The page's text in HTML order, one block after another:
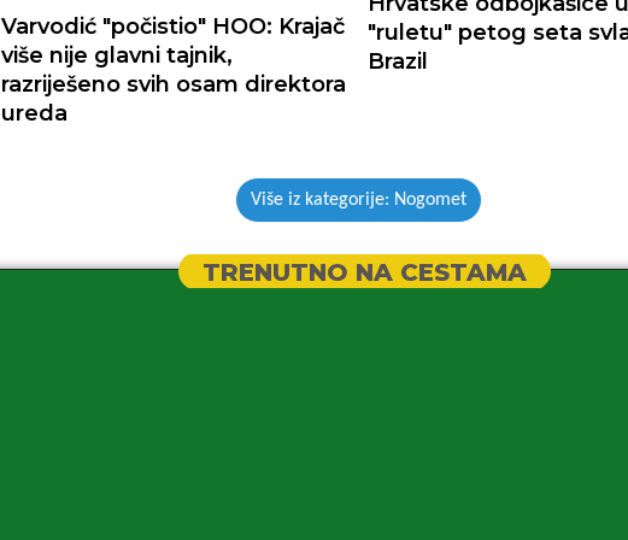
Varvodić "počistio" HOO: Krajač
više nije glavni tajnik,
razriješeno svih osam direktora
ureda
"ruletu" petog seta
Brazil
Više iz kategorije: Nogomet
TRENUTNO NA CESTAMA